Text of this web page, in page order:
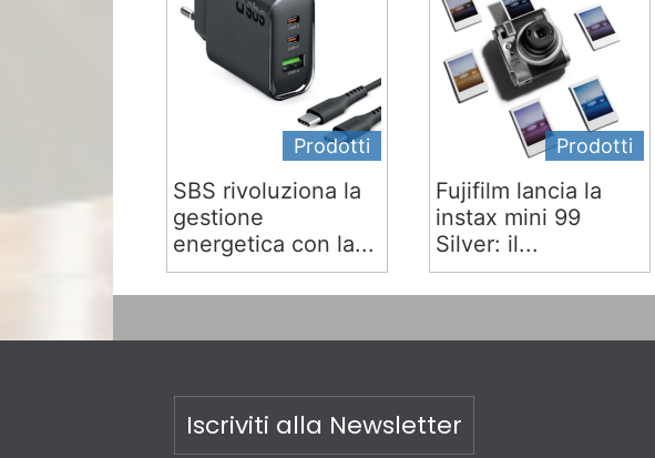
Prodotti
SBS rivoluziona la
gestione
energetica con la...
Prodotti
Fujifilm lancia la
instax mini 99
Silver: il...
Iscriviti alla Newsletter